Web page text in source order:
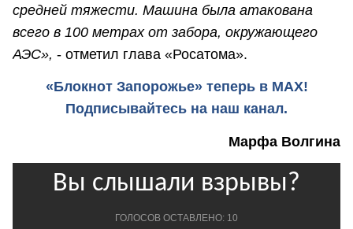
средней тяжести. Машина была атакована
всего в 100 метрах от забора, окружающего
АЭС», - отметил глава «Росатома».
«Блокнот Запорожье» теперь в MAX!
Подписывайтесь на наш канал.
Марфа Волгина